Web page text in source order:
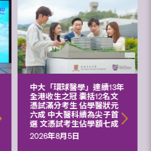
中大「環球醫學」連續13年
全港收生之冠 囊括12名文
憑試滿分考生 佔學醫狀元
六成 中大醫科續為尖子首
選 文憑試考生佔學額七成
2026年8月5日